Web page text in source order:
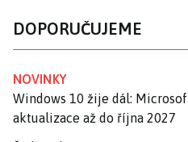
DOPORUČUJEME
NOVINKY
Windows 10 žije dál:
aktualizace až do října 2027